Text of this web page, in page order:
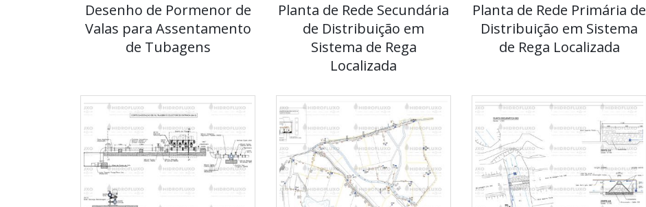
Desenho de Pormenor de
Valas para Assentamento
de Tubagens
Planta de Rede Secundária
de Distribuição em
Sistema de Rega
Localizada
Planta de Rede Primária de
Distribuição em Sistema
de Rega Localizada